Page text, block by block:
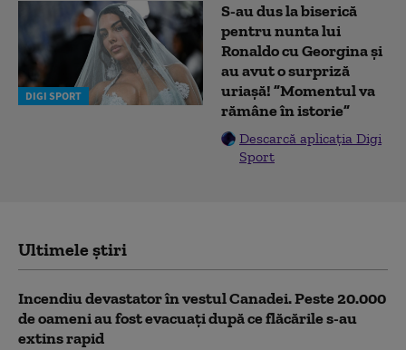
DIGI SPORT
S-au dus la biserică
pentru nunta lui
Ronaldo cu Georgina și
au avut o surpriză
uriașă! ”Momentul va
rămâne în istorie”
Descarcă aplicația Digi
Sport
Ultimele știri
Incendiu devastator în vestul Canadei. Peste 20.000
de oameni au fost evacuați după ce flăcările s-au
extins rapid